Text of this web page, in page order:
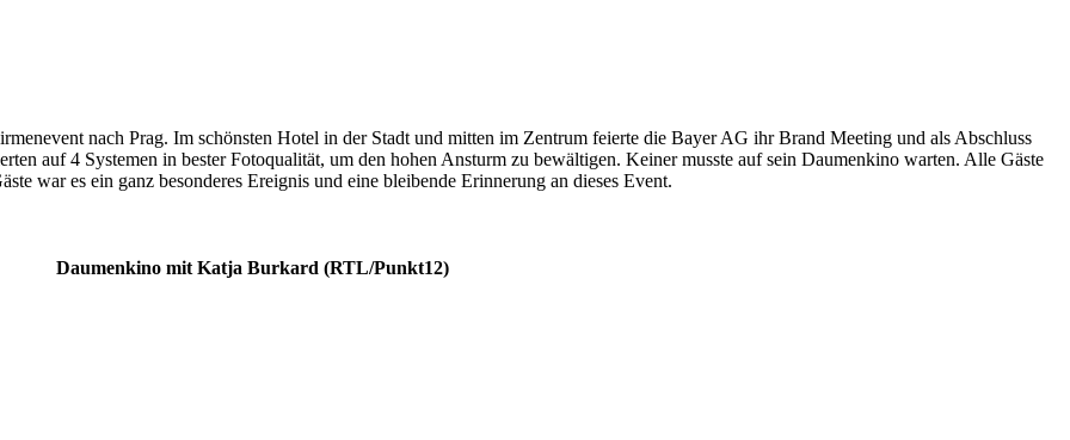
nach Prag. Im schönsten Hotel in der Stadt und mitten im Zentrum feierte die Bayer AG ihr Brand Meeting und als Abschluss
auf 4 Systemen in bester Fotoqualität, um den hohen Ansturm zu bewältigen. Keiner musste auf sein Daumenkino warten. Alle Gäste
war es ein ganz besonderes Ereignis und eine bleibende Erinnerung an dieses Event.
Daumenkino mit Katja Burkard (RTL/Punkt12)